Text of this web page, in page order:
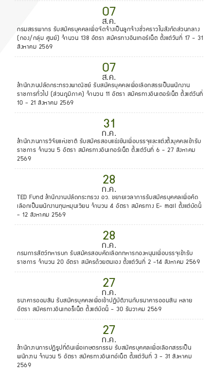
07
ส.ค.
กรมสรรพากร รับสมัครบุคคลเพื่อจัดจ้างเป็นลูกจ้างชั่วคราวในสังกัดส่วนกลาง
(กอง/กลุ่ม ศูนย์) จำนวน 138 อัตรา สมัครทางอินเทอร์เน็ต ตั้งแต่วันที่ 17 - 31
สิงหาคม 2569
07
ส.ค.
สำนักงานปลัดกระทรวงพาณิชย์ รับสมัครบุคคลเพื่อเลือกสรรเป็นพนักงาน
ราชการทั่วไป (ส่วนภูมิภาค) จำนวน 11 อัตรา สมัครทางอินเตอร์เน็ต ตั้งแต่วันที่
10 - 21 สิงหาคม 2569
31
ก.ค.
สำนักงานการวิจัยแห่งชาติ รับสมัครสอบแข่งขันเพื่อบรรจุและแต่งตั้งบุคคลเข้ารับ
ราชการ จำนวน 5 อัตรา สมัครทางอินเทอร์เน็ต ตั้งแต่วันที่ 6 - 27 สิงหาคม
2569
28
ก.ค.
TED Fund สำนักงานปลัดกระทรวง อว. ขยายเวลาการรับสมัครบุคคลเพื่อคัด
เลือกเป็นพนักงานทุนหมุนเวียน จำนวน 4 อัตรา สมัครทาง E- mail ตั้งแต่บัดนี้
- 12 สิงหาคม 2569
28
ก.ค.
กรมการสัตว์ทหารบก รับสมัครสอบคัดเลือกทหารกองหนุนเพื่อบรรจุเข้ารับ
ราชการ จำนวน 20 อัตรา สมัครด้วยตนเอง ตั้งแต่วันที่ 2 -14 สิงหาคม 2569
27
ก.ค.
ธนาคารออมสิน รับสมัครบุคคลเพื่อเข้าปฏิบัติงานกับธนาคารออมสิน หลาย
อัตรา สมัครทางอินเทอร็เน็ต ตั้งแต่บัดนี้ - 30 ธันวาคม 2569
27
ก.ค.
สำนักงานการปฏิรูปที่ดินเพื่อเกษตรกรรม รับสมัครบุคคลเพื่อเลือกสรรเป็น
พนักงาน จำนวน 5 อัตรา สมัครทางอินเทอ์เน็ต ตั้งแต่วันที่ 3 - 31 สิงหาคม
2569